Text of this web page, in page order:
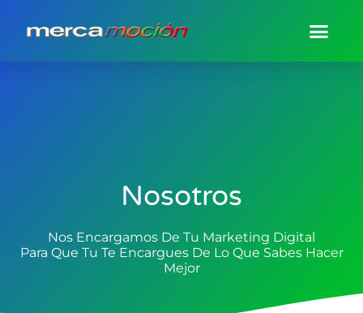
Nosotros
Nos Encargamos De Tu Marketing Digital
Para Que Tu Te Encargues De Lo Que Sabes Hacer
Mejor